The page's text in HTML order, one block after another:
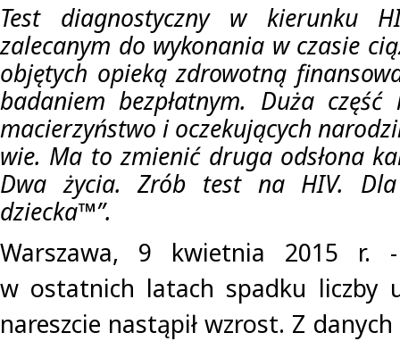
Test diagnostyczny w kierunku
zalecanym do wykonania w czasie
objętych opieką zdrowotną
badaniem bezpłatnym. Duża
macierzyństwo i oczekujących
wie. Ma to zmienić druga odsłona
Dwa życia. Zrób test na HIV.
dziecka™”.
Warszawa, 9 kwietnia 2015 r.
w ostatnich latach spadku liczby
nareszcie nastąpił wzrost. Z